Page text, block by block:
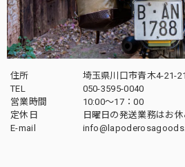
住所
埼玉県川口市青木4-21-21
TEL
050-3595-0040
営業時間
10:00〜17：00
定休日
日曜日の発送業務はお
E-mail